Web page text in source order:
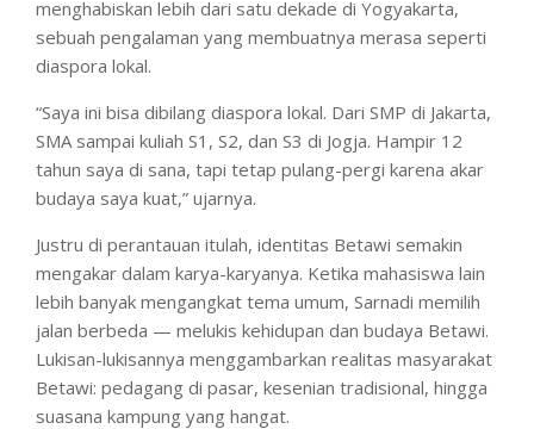
menghabiskan lebih dari satu dekade di Yogyakarta,
sebuah pengalaman yang membuatnya merasa seperti
diaspora lokal.
“Saya ini bisa dibilang diaspora lokal. Dari SMP di Jakarta,
SMA sampai kuliah S1, S2, dan S3 di Jogja. Hampir 12
tahun saya di sana, tapi tetap pulang-pergi karena akar
budaya saya kuat,” ujarnya.
Justru di perantauan itulah, identitas Betawi semakin
mengakar dalam karya-karyanya. Ketika mahasiswa lain
lebih banyak mengangkat tema umum, Sarnadi memilih
jalan berbeda — melukis kehidupan dan budaya Betawi.
Lukisan-lukisannya menggambarkan realitas masyarakat
Betawi: pedagang di pasar, kesenian tradisional, hingga
suasana kampung yang hangat.